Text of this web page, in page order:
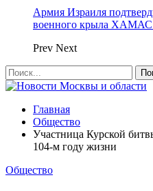
Армия Израиля
военного крыла ХАМАС
Prev Next
Главная
Общество
Участница Курской
104-м году жизни
Общество